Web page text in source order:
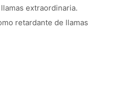
extraordinaria.
retardante de llamas